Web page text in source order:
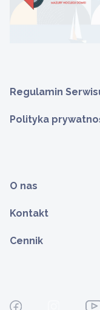
Regulamin
Polityka
O nas
Kontakt
Cennik